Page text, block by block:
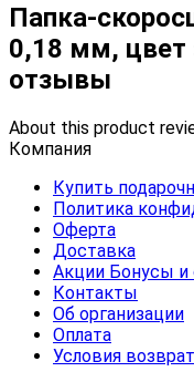
Папка-
0,18 мм, цвет
отзывы
About this product
Компания
Купить
Политика
Оферта
Доставка
Акции Бонусы и
Контакты
Об организации
Оплата
Условия